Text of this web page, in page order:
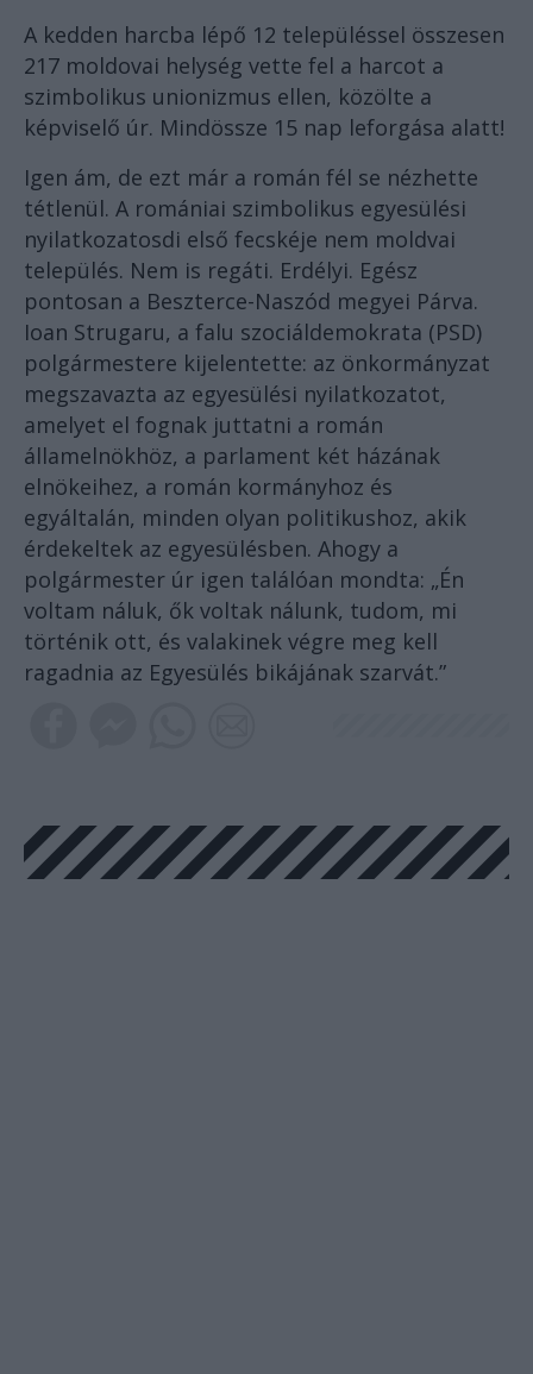
A kedden harcba lépő 12 településsel összesen
217 moldovai helység vette fel a harcot a
szimbolikus unionizmus ellen, közölte a
képviselő úr. Mindössze 15 nap leforgása alatt!
Igen ám, de ezt már a román fél se nézhette
tétlenül. A romániai szimbolikus egyesülési
nyilatkozatosdi első fecskéje nem moldvai
település. Nem is regáti. Erdélyi. Egész
pontosan a Beszterce-Naszód megyei Párva.
Ioan Strugaru, a falu szociáldemokrata (PSD)
polgármestere kijelentette: az önkormányzat
megszavazta az egyesülési nyilatkozatot,
amelyet el fognak juttatni a román
államelnökhöz, a parlament két házának
elnökeihez, a román kormányhoz és
egyáltalán, minden olyan politikushoz, akik
érdekeltek az egyesülésben. Ahogy a
polgármester úr igen találóan mondta: „Én
voltam náluk, ők voltak nálunk, tudom, mi
történik ott, és valakinek végre meg kell
ragadnia az Egyesülés bikájának szarvát.”